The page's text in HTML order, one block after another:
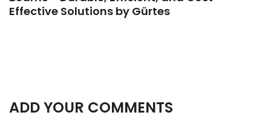
Effective Solutions by Gürtes
ADD YOUR COMMENTS